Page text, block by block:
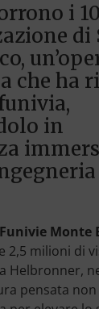
i
di
che ha
in
Funivie Monte
2,5 milioni di
Helbronner,
pensata